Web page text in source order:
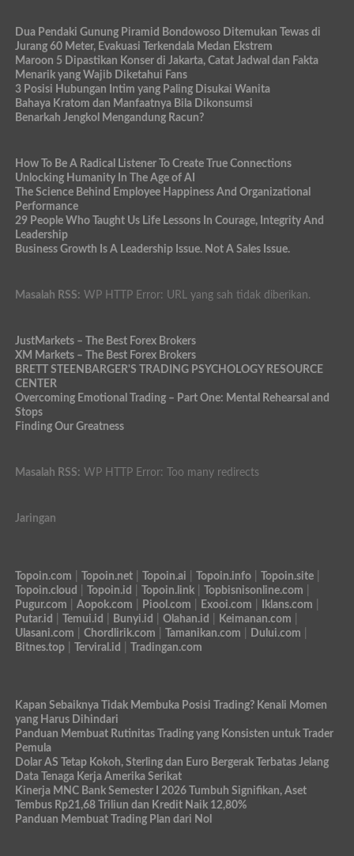
Dua Pendaki Gunung Piramid Bondowoso Ditemukan Tewas di
Jurang 60 Meter, Evakuasi Terkendala Medan Ekstrem
Maroon 5 Dipastikan Konser di Jakarta, Catat Jadwal dan Fakta
Menarik yang Wajib Diketahui Fans
3 Posisi Hubungan Intim yang Paling Disukai Wanita
Bahaya Kratom dan Manfaatnya Bila Dikonsumsi
Benarkah Jengkol Mengandung Racun?
How To Be A Radical Listener To Create True Connections
Unlocking Humanity In The Age of AI
The Science Behind Employee Happiness And Organizational
Performance
29 People Who Taught Us Life Lessons In Courage, Integrity And
Leadership
Business Growth Is A Leadership Issue. Not A Sales Issue.
Masalah RSS: WP HTTP Error: URL yang sah tidak diberikan.
JustMarkets – The Best Forex Brokers
XM Markets – The Best Forex Brokers
BRETT STEENBARGER'S TRADING PSYCHOLOGY RESOURCE
CENTER
Overcoming Emotional Trading – Part One: Mental Rehearsal and
Stops
Finding Our Greatness
Masalah RSS: WP HTTP Error: Too many redirects
Jaringan
Topoin.com Topoin.net| Topoin.ai Topoin.info| Topoin.site|
Topoin.cloud
Topoin.id Topoin.link| Topbisnisonline.com
Pugur.com
Aopok.com Piool.com Exooi.com Iklans.com
Putar.id
Temui.id Bunyi.id Olahan.id Keimanan.com
Ulasani.com
Chordlirik.com Tamanikan.com Dului.com
Bitnes.top| Terviral.id Tradingan.com
Kapan Sebaiknya Tidak Membuka Posisi Trading? Kenali Momen
yang Harus Dihindari
Panduan Membuat Rutinitas Trading yang Konsisten untuk Trader
Pemula
Dolar AS Tetap Kokoh, Sterling dan Euro Bergerak Terbatas Jelang
Data Tenaga Kerja Amerika Serikat
Kinerja MNC Bank Semester I 2026 Tumbuh Signifikan, Aset
Tembus Rp21,68 Triliun dan Kredit Naik 12,80%
Panduan Membuat Trading Plan dari Nol